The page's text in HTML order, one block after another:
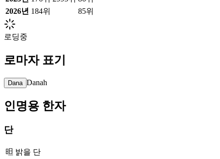
2026년 184위 85위
로딩중
로마자 표기
Dana Danah
인명용 한자
단
㫜 밝을 단